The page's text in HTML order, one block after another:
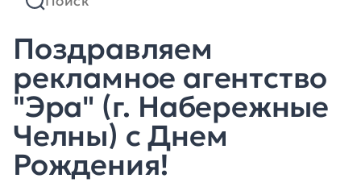
Поздравляем
рекламное агентство
"Эра" (г. Набережные
Челны) с Днем
Рождения!